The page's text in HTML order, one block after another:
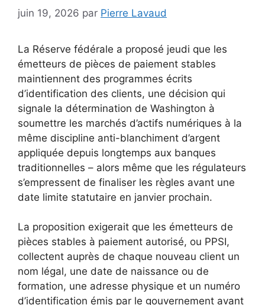
juin 19, 2026 par Pierre Lavaud
La Réserve fédérale a proposé jeudi que les
émetteurs de pièces de paiement stables
maintiennent des programmes écrits
d’identification des clients, une décision qui
signale la détermination de Washington à
soumettre les marchés d’actifs numériques à la
même discipline anti-blanchiment d’argent
appliquée depuis longtemps aux banques
traditionnelles – alors même que les régulateurs
s’empressent de finaliser les règles avant une
date limite statutaire en janvier prochain.
La proposition exigerait que les émetteurs de
pièces stables à paiement autorisé, ou PPSI,
collectent auprès de chaque nouveau client un
nom légal, une date de naissance ou de
formation, une adresse physique et un numéro
d’identification émis par le gouvernement avant